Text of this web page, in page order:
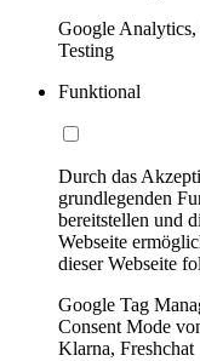
Google
Testing
Funktional
Durch das
grundlegenden
bereitstellen und
Webseite
dieser Webseite
Google Tag
Consent Mode
Klarna, Freshchat